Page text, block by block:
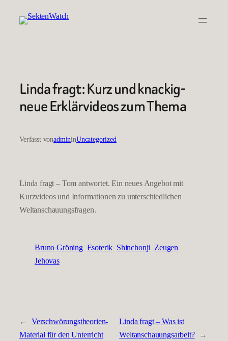
Inhalt
Linda fragt: Kurz und knackig-
neue Erklärvideos zum Thema
Verfasst vonadmininUncategorized
Linda fragt – Tom antwortet. Ein neues Angebot mit
Kurzvideos und Informationen zu unterschiedlichen
Weltanschauungsfragen.
Bruno Gröning Esoterik Shinchonji Zeugen
Jehovas
← Verschwörungstheorien-
Material für den Unterricht
Linda fragt – Was ist
Weltanschauungsarbeit?
→